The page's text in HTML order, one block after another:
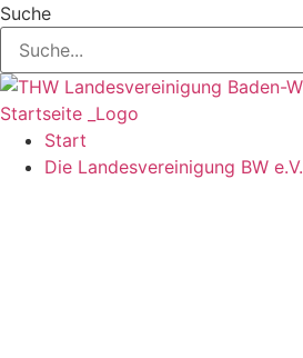
Suche
Start
Die Landesvereinigung BW e.V.